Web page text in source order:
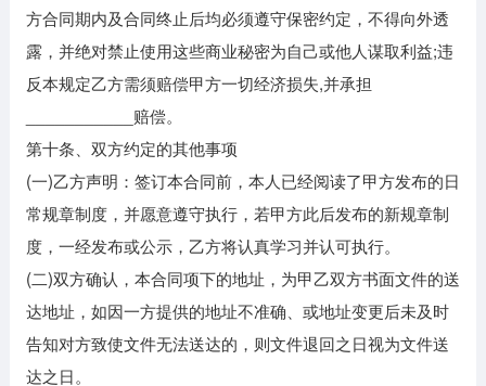
方合同期内及合同终止后均必须遵守保密约定，不得向外透
露，并绝对禁止使用这些商业秘密为自己或他人谋取利益;违
反本规定乙方需须赔偿甲方一切经济损失,并承担
___________赔偿。
第十条、双方约定的其他事项
(一)乙方声明：签订本合同前，本人已经阅读了甲方发布的日
常规章制度，并愿意遵守执行，若甲方此后发布的新规章制
度，一经发布或公示，乙方将认真学习并认可执行。
(二)双方确认，本合同项下的地址，为甲乙双方书面文件的送
达地址，如因一方提供的地址不准确、或地址变更后未及时
告知对方致使文件无法送达的，则文件退回之日视为文件送
达之日。